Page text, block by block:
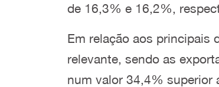
de 16,3% e 16,2%,
Em relação aos principais
relevante, sendo as
num valor 34,4% superior